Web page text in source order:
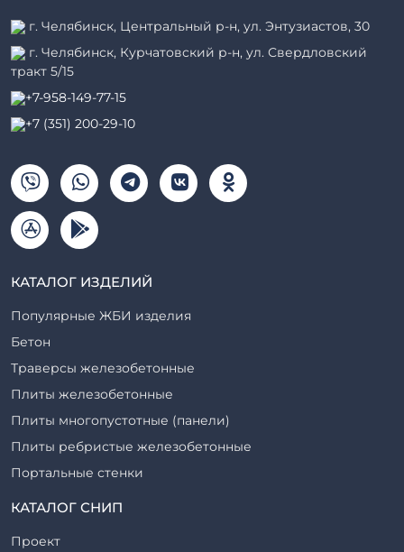
г. Челябинск, Центральный р-н, ул. Энтузиастов, 30
г. Челябинск, Курчатовский р-н, ул. Свердловский
тракт 5/15
+7-958-149-77-15
+7 (351) 200-29-10
КАТАЛОГ ИЗДЕЛИЙ
Популярные ЖБИ изделия
Бетон
Траверсы железобетонные
Плиты железобетонные
Плиты многопустотные (панели)
Плиты ребристые железобетонные
Портальные стенки
Прогоны железобетонные
КАТАЛОГ СНИП
Проект